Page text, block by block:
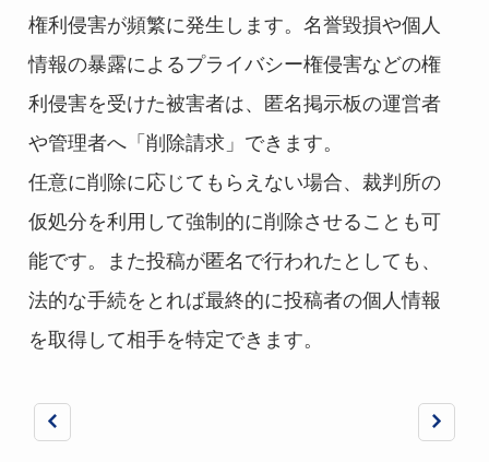
権利侵害が頻繁に発生します。名誉毀損や個人
情報の暴露によるプライバシー権侵害などの権
利侵害を受けた被害者は、匿名掲示板の運営者
や管理者へ「削除請求」できます。
任意に削除に応じてもらえない場合、裁判所の
仮処分を利用して強制的に削除させることも可
能です。また投稿が匿名で行われたとしても、
法的な手続をとれば最終的に投稿者の個人情報
を取得して相手を特定できます。